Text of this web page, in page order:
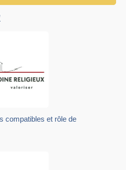
compatibles et rôle de